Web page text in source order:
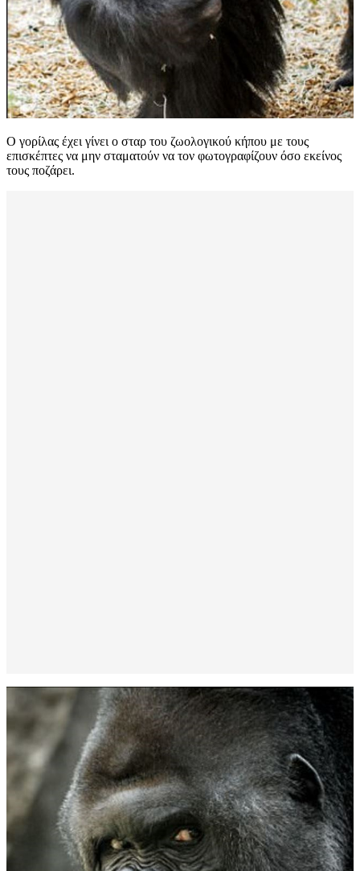
Ο γορίλας έχει γίνει ο σταρ του ζωολογικού κήπου με τους
επισκέπτες να μην σταματούν να τον φωτογραφίζουν όσο εκείνος
τους ποζάρει.